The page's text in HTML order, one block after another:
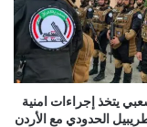
يتخذ إجراءات امنية
الحدودي مع الأردن